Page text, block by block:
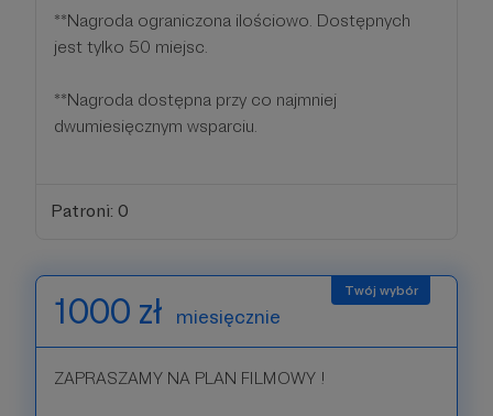
**Nagroda ograniczona ilościowo. Dostępnych
jest tylko 50 miejsc.
**Nagroda dostępna przy co najmniej
dwumiesięcznym wsparciu.
Patroni: 0
1000 zł miesięcznie
ZAPRASZAMY NA PLAN FILMOWY !